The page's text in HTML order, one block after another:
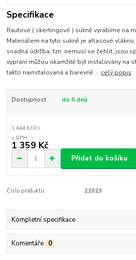
Specifikace
Rautové ( skertingové ) sukně vyrábíme na
Materiálem na tyto sukně je atlasové
snadná údržba, tzn. nemusí se žehlit, jsou
vyprání můžou okamžitě být instalovány na
takto nainstalovaná a barevně ... celý popis
Dostupnost do 5 dnů
1 644 Kč/ks
1 359 Kč
Přidat do košíku
Číslo produktu: 22023
Kompletní specifikace
Komentáře 0